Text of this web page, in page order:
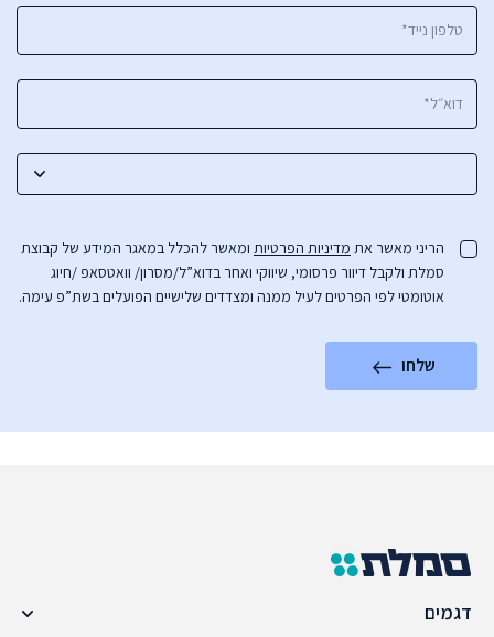
הריני מאשר את מדיניות הפרטיות ומאשר להכלל במאגר המידע של קבוצת
סמלת ולקבל דיוור פרסומי, שיווקי ואחר בדוא”ל/מסרון/ וואטסאפ /חיוג
אוטומטי לפי הפרטים לעיל ממנה ומצדדים שלישיים הפועלים בשת”פ עימה.
שלחו
דגמים